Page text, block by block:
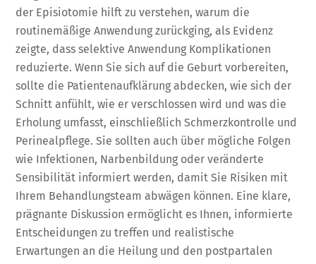
der Episiotomie hilft zu verstehen, warum die
routinemäßige Anwendung zurückging, als Evidenz
zeigte, dass selektive Anwendung Komplikationen
reduzierte. Wenn Sie sich auf die Geburt vorbereiten,
sollte die Patientenaufklärung abdecken, wie sich der
Schnitt anfühlt, wie er verschlossen wird und was die
Erholung umfasst, einschließlich Schmerzkontrolle und
Perinealpflege. Sie sollten auch über mögliche Folgen
wie Infektionen, Narbenbildung oder veränderte
Sensibilität informiert werden, damit Sie Risiken mit
Ihrem Behandlungsteam abwägen können. Eine klare,
prägnante Diskussion ermöglicht es Ihnen, informierte
Entscheidungen zu treffen und realistische
Erwartungen an die Heilung und den postpartalen